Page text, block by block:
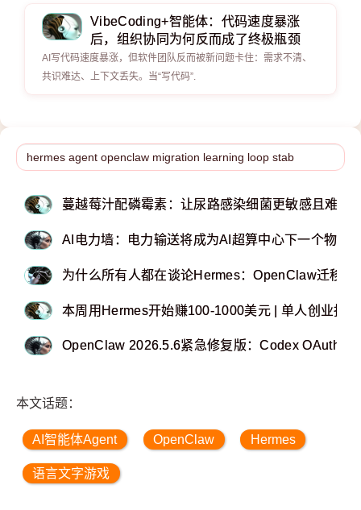
VibeCoding+智能体：代码速度暴涨
后，组织协同为何反而成了终极瓶颈
AI写代码速度暴涨，但软件团队反而被新问题卡住：需求不清、
共识难达、上下文丢失。当“写代码”.
蔓越莓汁配磷霉素：让尿路感染细菌更敏感且难产
AI电力墙：电力输送将成为AI超算中心下一个物理
为什么所有人都在谈论Hermes：OpenClaw迁移潮
本周用Hermes开始赚100-1000美元 | 单人创业指南
OpenClaw 2026.5.6紧急修复版：Codex OAuth路
本文话题：
AI智能体Agent OpenClaw Hermes
语言文字游戏